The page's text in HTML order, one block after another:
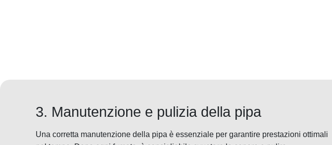
3. Manutenzione e pulizia della pipa
Una corretta manutenzione della pipa è essenziale per garantire prestazioni ottimali